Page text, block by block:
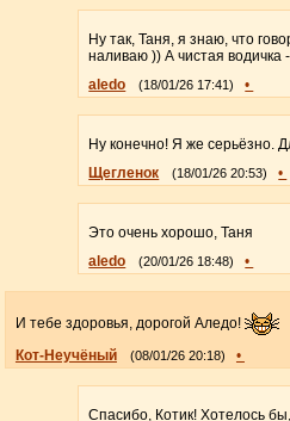
Ну так, Таня, я знаю, что
наливаю )) А чистая водичка
aledo
(18/01/26 17:41) •
Ну конечно! Я же серьёзно.
Щегленок
(18/01/26 20:53) •
Это очень хорошо, Таня
aledo
(20/01/26 18:48) •
И тебе здоровья, дорогой Аледо!
Кот-Неучёный
(08/01/26 20:18) •
Спасибо, Котик! Хотелось